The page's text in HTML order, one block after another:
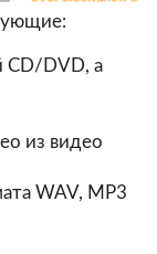
CD/DVD, а
из видео
WAV, MP3